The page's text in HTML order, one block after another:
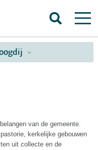
van de gemeente.
kerkelijke gebouwen
uit collecte en de